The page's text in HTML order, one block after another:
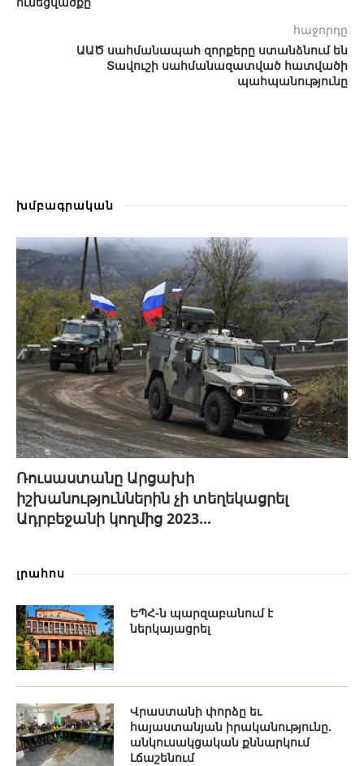
հաջորդը
ԱԱԾ սահմանապահ զորքերը ստանձնում են
Տավուշի սահմանազատված հատվածի
պահպանությունը
խմբագրական
Ռուսաստանը Արցախի
իշխանություններին չի տեղեկացրել
Ադրբեջանի կողմից 2023...
լրահոս
ԵՊՀ-ն պարզաբանում է
ներկայացրել
Վրաստանի փորձը եւ
հայաստանյան իրականությունը.
անկուսակցական քննարկում
Լճաշենում